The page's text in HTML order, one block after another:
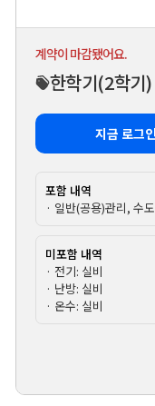
계약이 마감됐어요.
한학기(2학기)
지금 로그
포함 내역
· 일반(공용)관리, 수
미포함 내역
· 전기: 실비
· 난방: 실비
· 온수: 실비